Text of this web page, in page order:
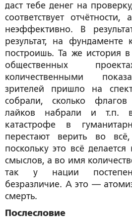
даст тебе денег на
соответствует
неэффективно. В
результат, на фундаменте
построишь. Та же история в
общественных
количественными
зрителей пришло на
собрали, сколько
лайков набрали и т.п.
катастрофе в
перестают верить во
поскольку это всё
смыслов, а во имя
так у нации
безразличие. А это —
смерть.
Послесловие